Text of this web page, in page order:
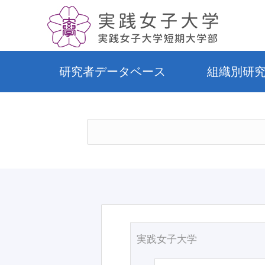
研究者データベース 組織別研
実践女子大学